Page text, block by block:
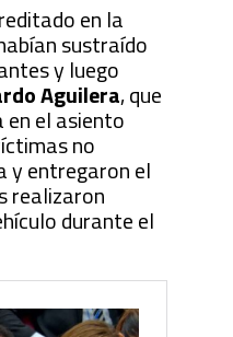
en la
sustraído
y luego
Aguilera, que
en el asiento
no
y entregaron el
realizaron
durante el